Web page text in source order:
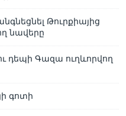
Թուրքիայից
նավերը
դեպի Գազա ուղևորվող
գոտի